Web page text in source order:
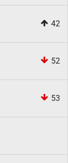
42
52
53